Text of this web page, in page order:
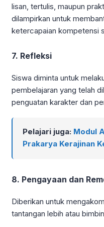
lisan, tertulis, maupun
dilampirkan untuk
ketercapaian kompetensi
7. Refleksi
Siswa diminta untuk
pembelajaran yang telah
penguatan karakter dan
Pelajari juga: Modul
Prakarya Kerajinan
8. Pengayaan dan
Diberikan untuk
tantangan lebih atau